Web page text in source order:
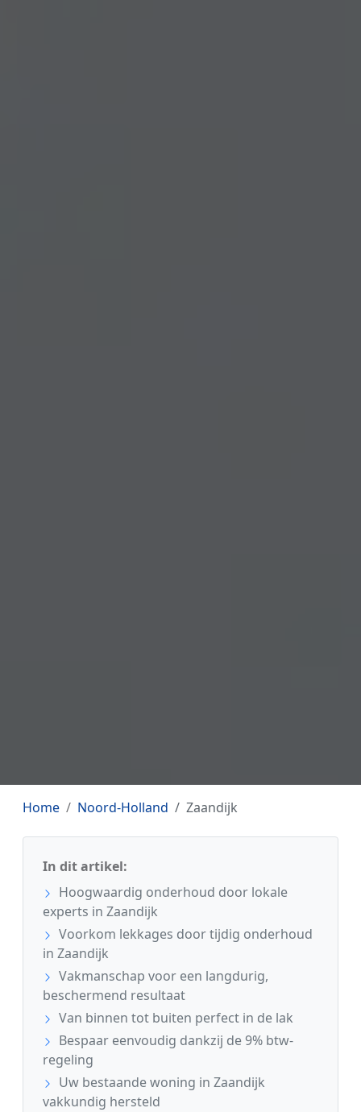
Home Noord-Holland Zaandijk
In dit artikel:
Hoogwaardig onderhoud door lokale
experts in Zaandijk
Voorkom lekkages door tijdig onderhoud
in Zaandijk
Vakmanschap voor een langdurig,
beschermend resultaat
Van binnen tot buiten perfect in de lak
Bespaar eenvoudig dankzij de 9% btw-
regeling
Uw bestaande woning in Zaandijk
vakkundig hersteld